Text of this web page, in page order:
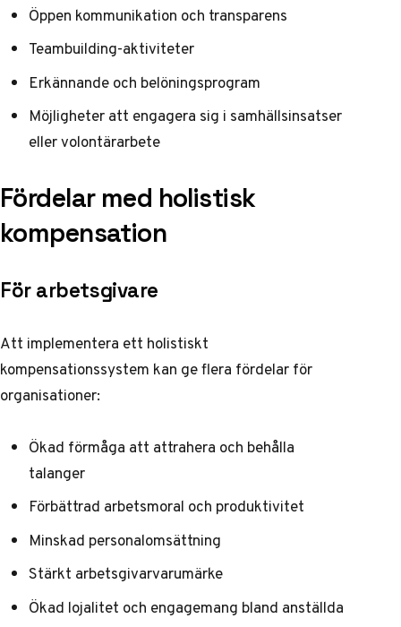
Öppen kommunikation och transparens
Teambuilding-aktiviteter
Erkännande och belöningsprogram
Möjligheter att engagera sig i samhällsinsatser
eller volontärarbete
Fördelar med holistisk
kompensation
För arbetsgivare
Att implementera ett holistiskt
kompensationssystem kan ge flera fördelar för
organisationer:
Ökad förmåga att attrahera och behålla
talanger
Förbättrad arbetsmoral och produktivitet
Minskad personalomsättning
Stärkt arbetsgivarvarumärke
Ökad lojalitet och engagemang bland anställda